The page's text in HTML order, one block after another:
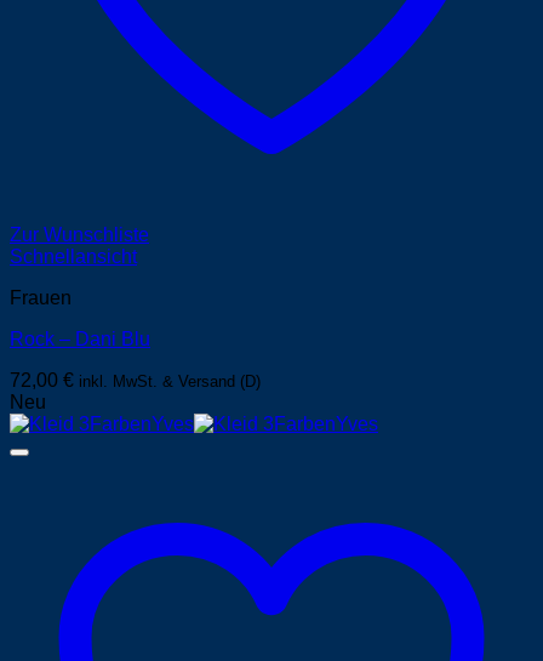
Zur Wunschliste
Schnellansicht
Frauen
Rock – Dani Blu
72,00 € inkl. MwSt. & Versand (D)
Neu